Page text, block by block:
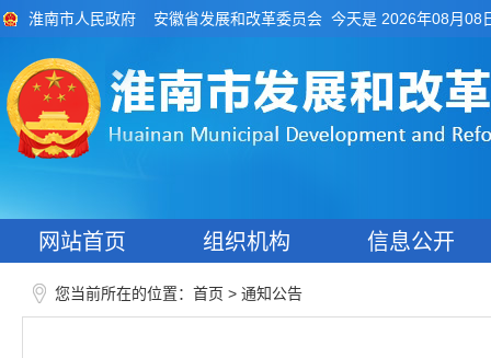
淮南市人民政府 安徽省发展和改革委员会 今天是 2026年08月08
网站首页 组织机构 信息公开
您当前所在的位置： 首页 > 通知公告